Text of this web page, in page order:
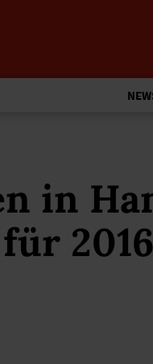
in
2016